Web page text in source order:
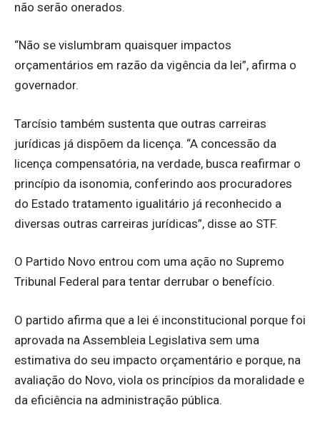
não serão onerados.
“Não se vislumbram quaisquer impactos
orçamentários em razão da vigência da lei”, afirma o
governador.
Tarcísio também sustenta que outras carreiras
jurídicas já dispõem da licença. “A concessão da
licença compensatória, na verdade, busca reafirmar o
princípio da isonomia, conferindo aos procuradores
do Estado tratamento igualitário já reconhecido a
diversas outras carreiras jurídicas”, disse ao STF.
O Partido Novo entrou com uma ação no Supremo
Tribunal Federal para tentar derrubar o benefício.
O partido afirma que a lei é inconstitucional porque foi
aprovada na Assembleia Legislativa sem uma
estimativa do seu impacto orçamentário e porque, na
avaliação do Novo, viola os princípios da moralidade e
da eficiência na administração pública.